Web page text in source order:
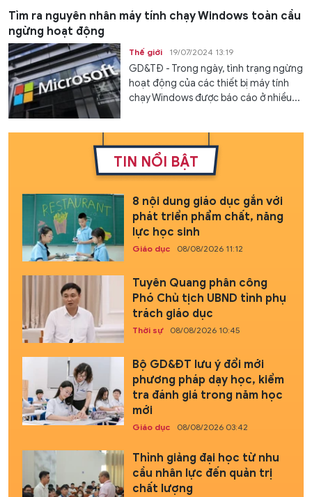
Tìm ra nguyên nhân máy tính chạy Windows toàn cầu
ngừng hoạt động
Thế giới 19/07/2024 13:19
GD&TĐ - Trong ngày, tình trạng ngừng
hoạt động của các thiết bị máy tính
chạy Windows được báo cáo ở nhiều...
TIN NỔI BẬT
8 nội dung giáo dục gắn với
phát triển phẩm chất, năng
lực học sinh
Giáo dục 08/08/2026 11:12
Tuyên Quang phân công
Phó Chủ tịch UBND tỉnh phụ
trách giáo dục
Thời sự 08/08/2026 10:45
Bộ GD&ĐT lưu ý đổi mới
phương pháp dạy học, kiểm
tra đánh giá trong năm học
mới
Giáo dục 08/08/2026 03:42
Thỉnh giảng đại học từ nhu
cầu nhân lực đến quản trị
chất lượng